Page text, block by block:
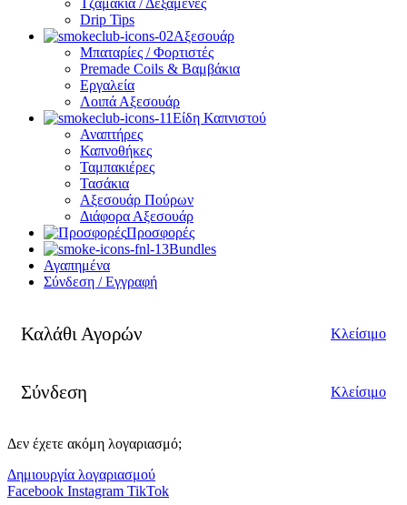
Τζαμάκια / Δεξαμενές
Drip Tips
Αξεσουάρ
Μπαταρίες / Φορτιστές
Premade Coils & Βαμβάκια
Εργαλεία
Λοιπά Αξεσουάρ
Είδη Καπνιστού
Αναπτήρες
Καπνοθήκες
Ταμπακιέρες
Τασάκια
Αξεσουάρ Πούρων
Διάφορα Αξεσουάρ
Προσφορές
Bundles
Αγαπημένα
Σύνδεση / Εγγραφή
Καλάθι Αγορών Κλείσιμο
Σύνδεση Κλείσιμο
Δεν έχετε ακόμη λογαριασμό;
Δημιουργία λογαριασμού
Facebook Instagram TikTok